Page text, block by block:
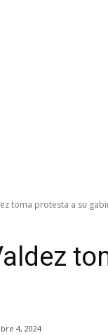
toma protesta a su
4, 2024